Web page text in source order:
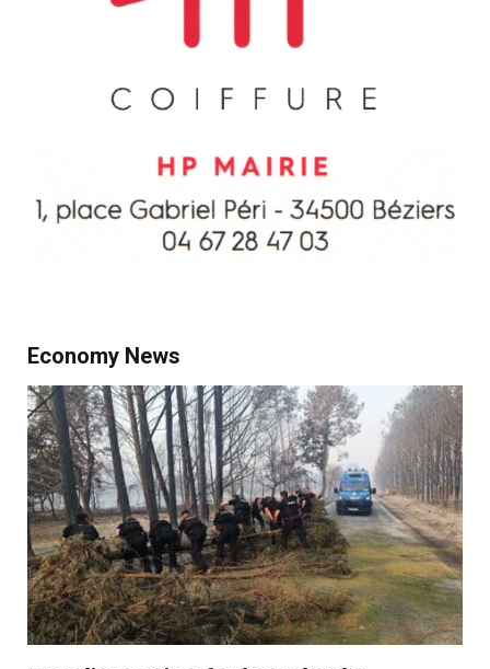
Economy News